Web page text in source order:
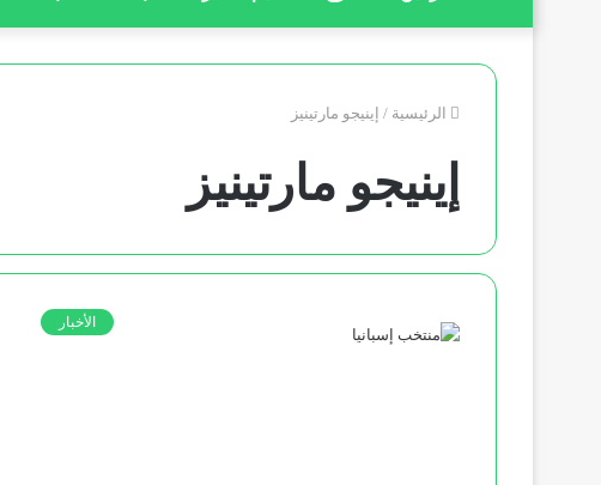
الرئيسية / إينيجو مارتينيز
إينيجو مارتينيز
الأخبار